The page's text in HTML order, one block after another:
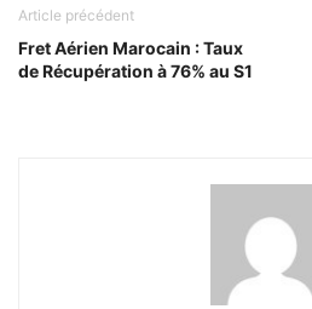
Article précédent
Fret Aérien Marocain : Taux
de Récupération à 76% au S1